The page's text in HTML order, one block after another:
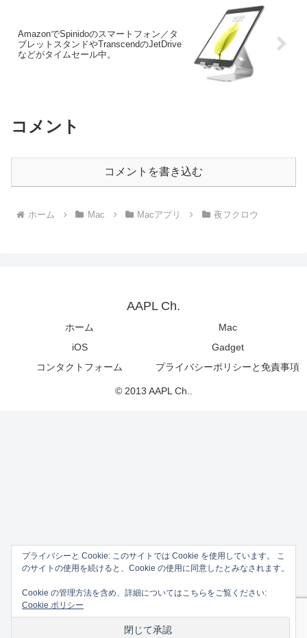
AmazonでSpinidoのスマートフォン／タ
ブレットスタンドやTranscendのJetDrive
などがタイムセール中。
コメント
コメントを書き込む
ホーム Mac Macアプリ 夜フクロウ
AAPL Ch.
ホーム
Mac
iOS
Gadget
コンタクトフォーム
プライバシーポリシーと免責事項
© 2013 AAPL Ch..
プライバシーと Cookie: このサイトでは Cookie を使用しています。 こ
のサイトの使用を続けると、Cookie の使用に同意したとみなされます。
Cookie の管理方法を含め、詳細についてはこちらをご覧ください:
Cookie ポリシー